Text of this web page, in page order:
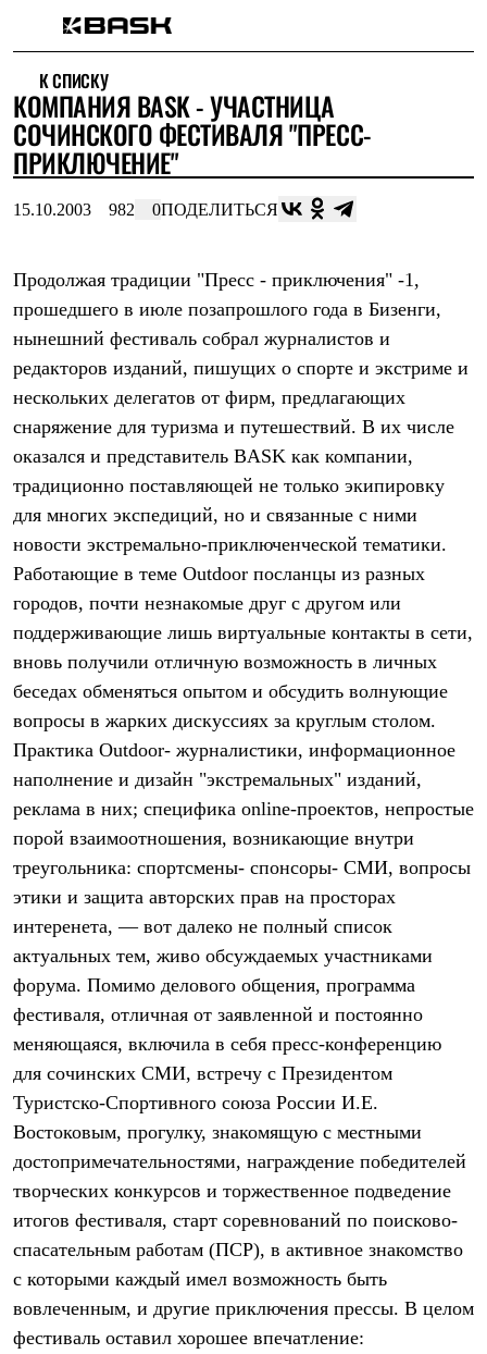
Интернет-магазин
Мужская одежда
Утепленная пухом
Куртки
Брюки
Комбинезоны
Штормовая одежда
Куртки
Софтшелл одежда
Куртки
Брюки
Флисовая одежда
Куртки
Брюки
Термобелье
Теплое термобелье
Легкое термобелье
Лёгкая одежда
Футболки
Рубашки
Толстовки
Брюки
Шорты
Женская одежда
Утепленная пухом
Куртки
Брюки
Жилеты
Утепленная синтетикой
Брюки
Штормовая одежда
Софтшелл одежда
Куртки
Брюки
Лёгкая одежда
Рубашки
Футболки
Брюки
Термобелье
Теплое термобелье
Среднее термобелье
Легкое термобелье
Флисовая одежда
Брюки
Детская одежда
Комбинезоны
Куртки
Брюки
Утепленная синтетикой
Комбинезоны
К СПИСКУ
КОМПАНИЯ BASK - УЧАСТНИЦА
СОЧИНСКОГО ФЕСТИВАЛЯ "ПРЕСС-
ПРИКЛЮЧЕНИЕ"
15.10.2003 982 0ПОДЕЛИТЬСЯ
Продолжая традиции "Пресс - приключения" -1,
прошедшего в июле позапрошлого года в Бизенги,
нынешний фестиваль собрал журналистов и
редакторов изданий, пишущих о спорте и экстриме и
нескольких делегатов от фирм, предлагающих
снаряжение для туризма и путешествий. В их числе
оказался и представитель BASK как компании,
традиционно поставляющей не только экипировку
для многих экспедиций, но и связанные с ними
новости экстремально-приключенческой тематики.
Работающие в теме Outdoor посланцы из разных
городов, почти незнакомые друг с другом или
поддерживающие лишь виртуальные контакты в сети,
вновь получили отличную возможность в личных
беседах обменяться опытом и обсудить волнующие
вопросы в жарких дискуссиях за круглым столом.
Практика Outdoor- журналистики, информационное
наполнение и дизайн "экстремальных" изданий,
реклама в них; специфика online-проектов, непростые
порой взаимоотношения, возникающие внутри
треугольника: спортсмены- спонсоры- СМИ, вопросы
этики и защита авторских прав на просторах
интеренета, — вот далеко не полный список
актуальных тем, живо обсуждаемых участниками
форума. Помимо делового общения, программа
фестиваля, отличная от заявленной и постоянно
меняющаяся, включила в себя пресс-конференцию
для сочинских СМИ, встречу с Президентом
Туристско-Спортивного союза России И.Е.
Востоковым, прогулку, знакомящую с местными
достопримечательностями, награждение победителей
творческих конкурсов и торжественное подведение
итогов фестиваля, старт соревнований по поисково-
спасательным работам (ПСР), в активное знакомство
с которыми каждый имел возможность быть
вовлеченным, и другие приключения прессы. В целом
фестиваль оставил хорошее впечатление: